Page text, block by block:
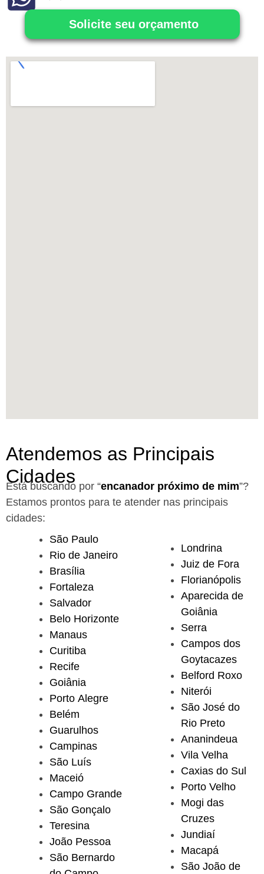
Solicite seu orçamento
Atendemos as Principais
Cidades
Está buscando por “encanador próximo de mim”?
Estamos prontos para te atender nas principais
cidades:
São Paulo
Rio de Janeiro
Brasília
Fortaleza
Salvador
Belo Horizonte
Manaus
Curitiba
Recife
Goiânia
Porto Alegre
Belém
Guarulhos
Campinas
São Luís
Maceió
Campo Grande
São Gonçalo
Teresina
João Pessoa
São Bernardo
Londrina
Juiz de Fora
Florianópolis
Aparecida de
Goiânia
Serra
Campos dos
Goytacazes
Belford Roxo
Niterói
São José do
Rio Preto
Ananindeua
Vila Velha
Caxias do Sul
Porto Velho
Mogi das
Cruzes
Jundiaí
Macapá
São João de